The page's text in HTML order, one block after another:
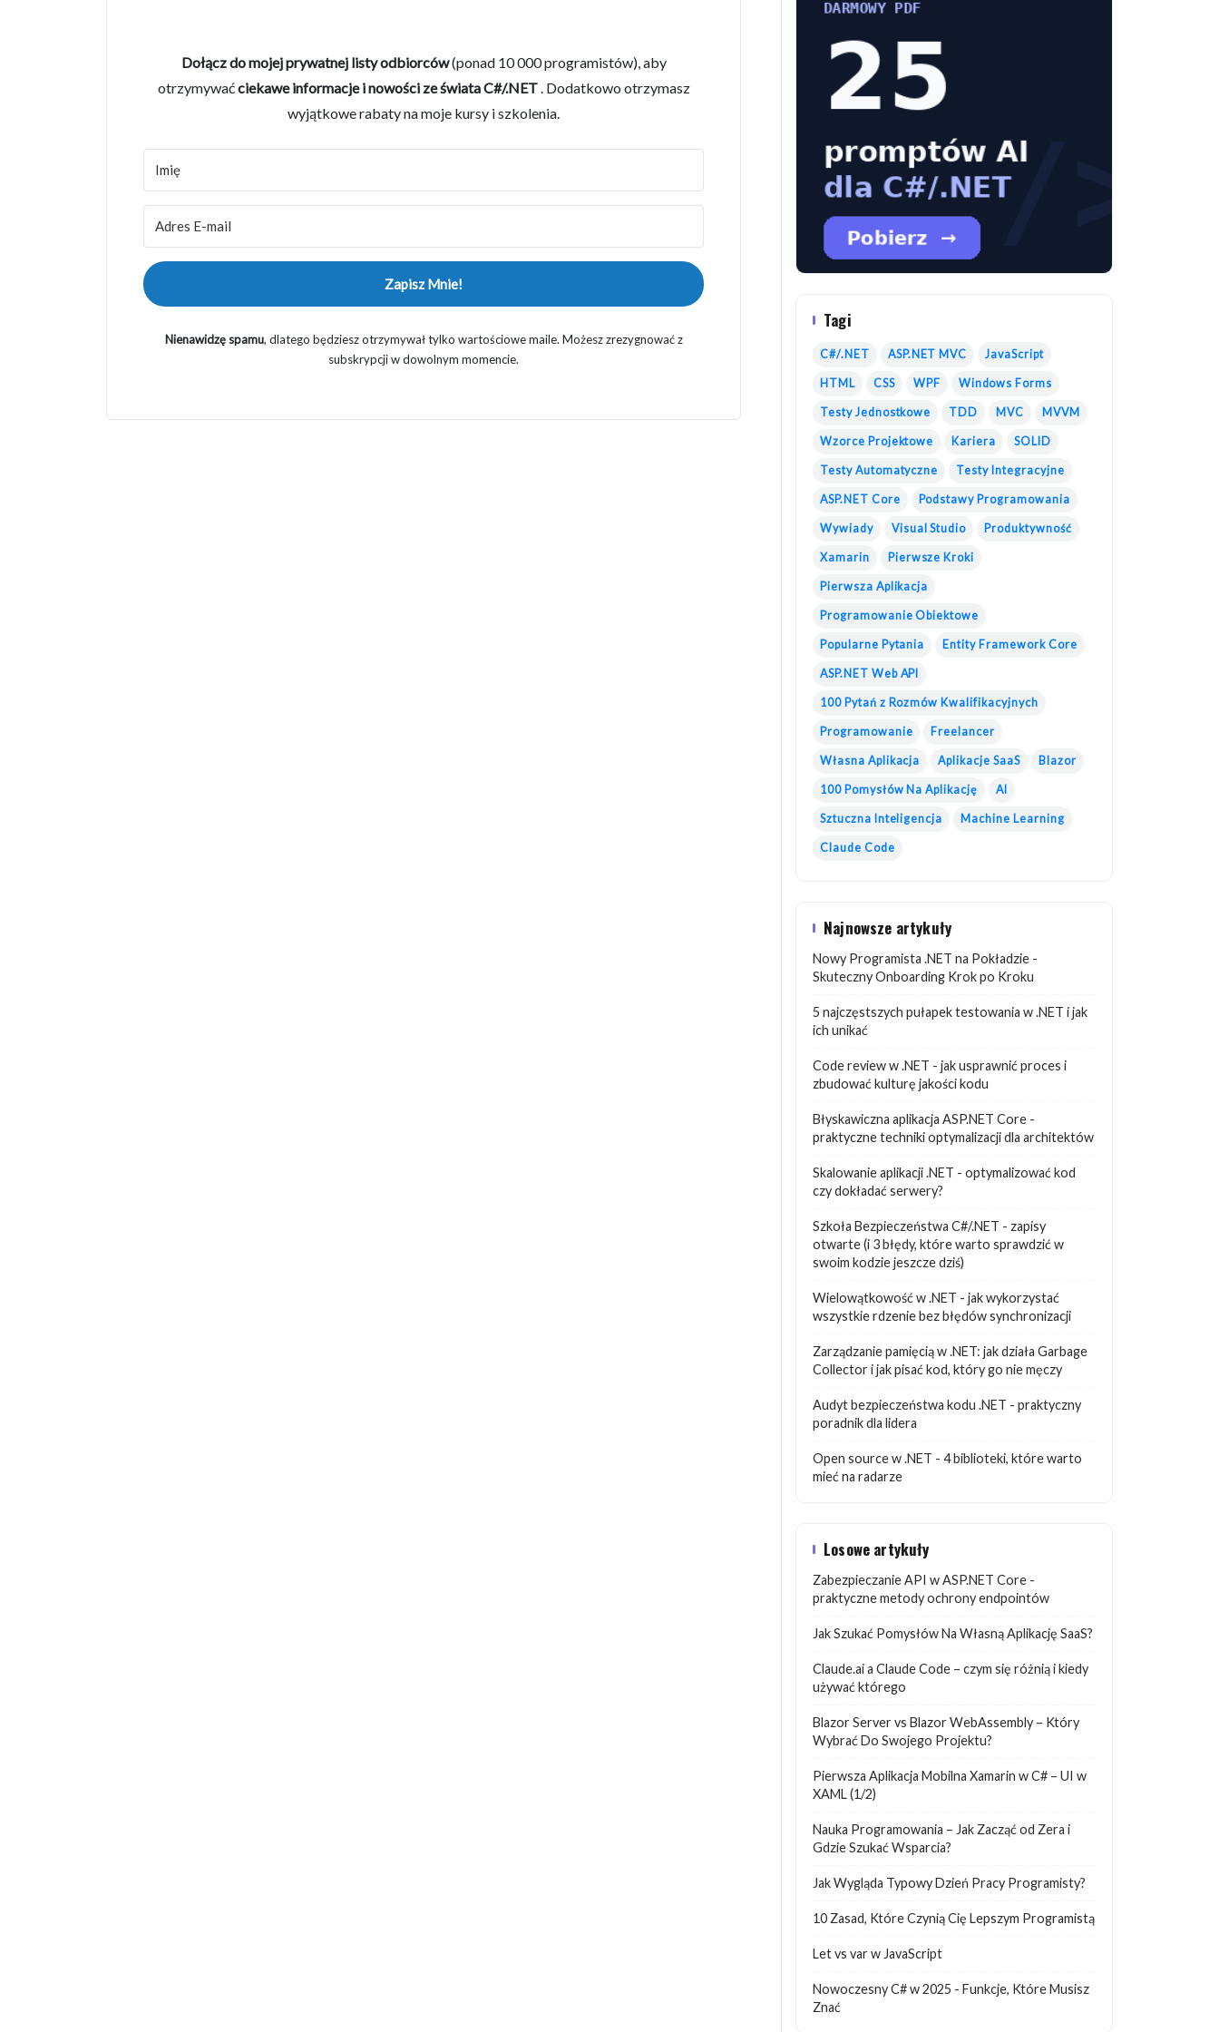
Dołącz do mojej prywatnej listy odbiorców(ponad 10 000 programistów), aby
otrzymywaćciekawe informacje i nowości ze świata C#/.NET. Dodatkowo otrzymasz
wyjątkowe rabaty na moje kursy i szkolenia.
Zapisz Mnie!
Nienawidzę spamu, dlatego będziesz otrzymywał tylko wartościowe maile. Możesz zrezygnować z
subskrypcji w dowolnym momencie.
Tagi
C#/.NET ASP.NET MVC JavaScript
HTML CSS WPF Windows Forms
Testy Jednostkowe TDD MVC MVVM
Wzorce Projektowe Kariera SOLID
Testy Automatyczne Testy Integracyjne
ASP.NET Core Podstawy Programowania
Wywiady Visual Studio Produktywność
Xamarin Pierwsze Kroki
Pierwsza Aplikacja
Programowanie Obiektowe
Popularne Pytania Entity Framework Core
ASP.NET Web API
100 Pytań z Rozmów Kwalifikacyjnych
Programowanie Freelancer
Własna Aplikacja Aplikacje SaaS Blazor
100 Pomysłów Na Aplikację AI
Sztuczna Inteligencja Machine Learning
Claude Code
Najnowsze artykuły
Nowy Programista .NET na Pokładzie -
Skuteczny Onboarding Krok po Kroku
5 najczęstszych pułapek testowania w .NET i jak
ich unikać
Code review w .NET - jak usprawnić proces i
zbudować kulturę jakości kodu
Błyskawiczna aplikacja ASP.NET Core -
praktyczne techniki optymalizacji dla architektów
Skalowanie aplikacji .NET - optymalizować kod
czy dokładać serwery?
Szkoła Bezpieczeństwa C#/.NET - zapisy
otwarte (i 3 błędy, które warto sprawdzić w
swoim kodzie jeszcze dziś)
Wielowątkowość w .NET - jak wykorzystać
wszystkie rdzenie bez błędów synchronizacji
Zarządzanie pamięcią w .NET: jak działa Garbage
Collector i jak pisać kod, który go nie męczy
Audyt bezpieczeństwa kodu .NET - praktyczny
poradnik dla lidera
Open source w .NET - 4 biblioteki, które warto
mieć na radarze
Losowe artykuły
Zabezpieczanie API w ASP.NET Core -
praktyczne metody ochrony endpointów
Jak Szukać Pomysłów Na Własną Aplikację SaaS?
Claude.ai a Claude Code – czym się różnią i kiedy
używać którego
Blazor Server vs Blazor WebAssembly – Który
Wybrać Do Swojego Projektu?
Pierwsza Aplikacja Mobilna Xamarin w C# – UI w
XAML (1/2)
Nauka Programowania – Jak Zacząć od Zera i
Gdzie Szukać Wsparcia?
Jak Wygląda Typowy Dzień Pracy Programisty?
10 Zasad, Które Czynią Cię Lepszym Programistą
Let vs var w JavaScript
Nowoczesny C# w 2025 - Funkcje, Które Musisz
Znać